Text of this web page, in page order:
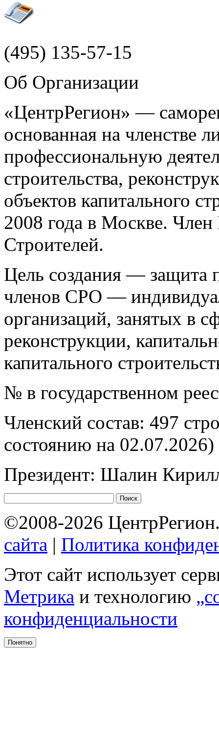
(495) 135-57-15
Об Организации
«ЦентрРегион» —
основанная на членстве
профессиональную
строительства,
объектов капитального
2008 года в Москве.
Строителей.
Цель создания — защита
членов СРО —
организаций, занятых в
реконструкции,
капитального
№ в государственном
Членский состав: 497
состоянию на 02.07.2026)
Президент: Шалин
©2008-2026
сайта | Политика
Этот сайт использует
Метрика и технологию
конфиденциальности
Понятно